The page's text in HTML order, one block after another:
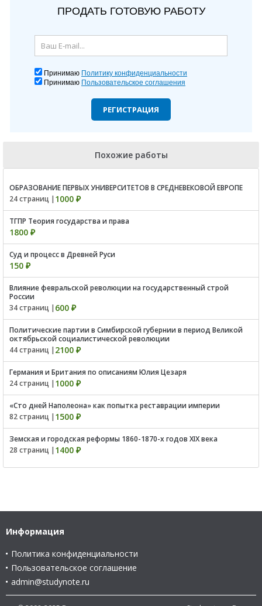
ПРОДАТЬ ГОТОВУЮ РАБОТУ
Принимаю Политику конфиденциальности
Принимаю Пользовательское соглашения
РЕГИСТРАЦИЯ
Похожие работы
ОБРАЗОВАНИЕ ПЕРВЫХ УНИВЕРСИТЕТОВ В СРЕДНЕВЕКОВОЙ ЕВРОПЕ
24 страниц | 1000 ₽
ТГПР Теория государства и права
1800 ₽
Суд и процесс в Древней Руси
150 ₽
Влияние февральской революции на государственный строй
России
34 страниц | 600 ₽
Политические партии в Симбирской губернии в период Великой
октябрьской социалистической революции
44 страниц | 2100 ₽
Германия и Британия по описаниям Юлия Цезаря
24 страниц | 1000 ₽
«Сто дней Наполеона» как попытка реставрации империи
82 страниц | 1500 ₽
Земская и городская реформы 1860-1870-х годов XIX века
28 страниц | 1400 ₽
Информация
Политика конфиденциальности
Пользовательское соглашение
admin@studynote.ru